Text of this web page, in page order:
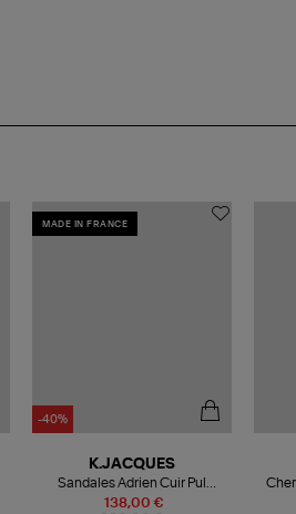
MADE IN FRANCE
-40%
138,00 €
K.JACQUES
Sandales Adrien Cuir Pul
Naturel